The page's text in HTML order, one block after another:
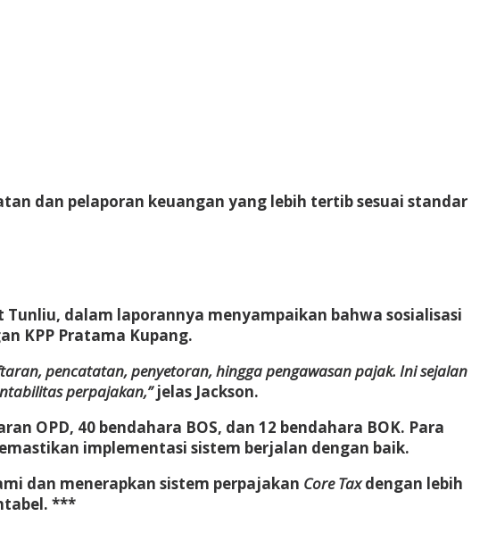
dan pelaporan keuangan yang lebih tertib sesuai standar
dalam laporannya menyampaikan bahwa sosialisasi
KPP Pratama Kupang.
pencatatan, penyetoran, hingga pengawasan pajak. Ini sejalan
perpajakan,”jelas Jackson.
OPD, 40 bendahara BOS, dan 12 bendahara BOK. Para
implementasi sistem berjalan dengan baik.
dan menerapkan sistem perpajakan Core Taxdengan lebih
***